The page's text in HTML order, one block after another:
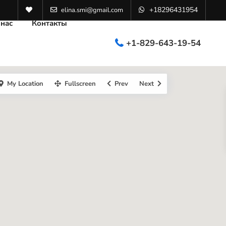
elina.smi@gmail.com +18296431954
+1-829-643-19-54
Контакты
My Location Fullscreen Prev Next